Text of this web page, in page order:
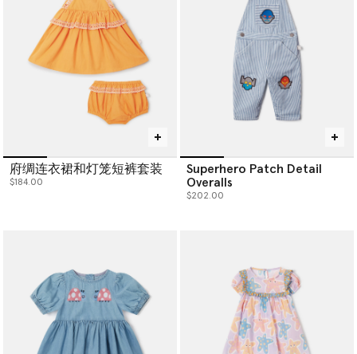
府绸连衣裙和灯笼短裤套装
$184.00
Superhero Patch Detail
Overalls
$202.00